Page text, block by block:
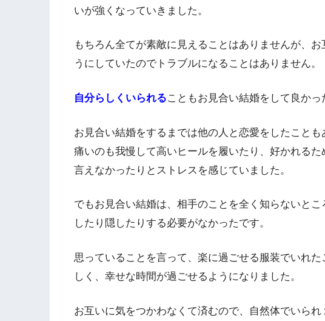
いが強くなっていきました。
もちろん全てが素敵に見えることはありませんが、
うにしていたのでトラブルになることはありません。
自分らしくいられることもお見合い結婚をして良かっ
お見合い結婚をするまでは他の人と恋愛をしたこと
痛いのも我慢して高いヒールを履いたり、好かれる
言えなかったりとストレスを感じていました。
でもお見合い結婚は、相手のことを全く知らないと
したり隠したりする必要がなかったです。
思っていることを言って、楽に過ごせる服装でいれ
しく、幸せな時間が過ごせるようになりました。
お互いに気をつかわなくて済むので、自然体でいら